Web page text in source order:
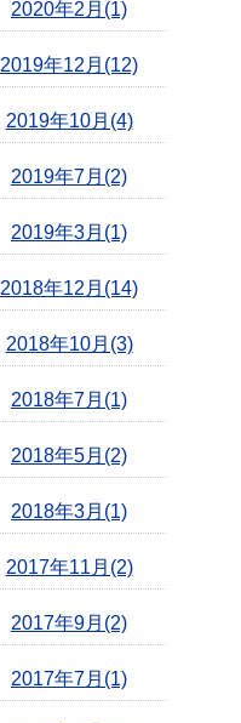
2020年2月(1)
2019年12月(12)
2019年10月(4)
2019年7月(2)
2019年3月(1)
2018年12月(14)
2018年10月(3)
2018年7月(1)
2018年5月(2)
2018年3月(1)
2017年11月(2)
2017年9月(2)
2017年7月(1)